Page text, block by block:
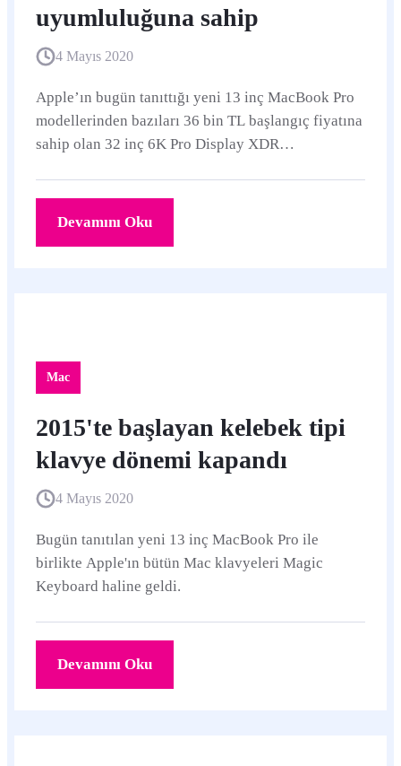
uyumluluğuna sahip
4 Mayıs 2020
Apple’ın bugün tanıttığı yeni 13 inç MacBook Pro
modellerinden bazıları 36 bin TL başlangıç fiyatına
sahip olan 32 inç 6K Pro Display XDR
Devamını Oku
Mac
2015'te başlayan kelebek tipi
klavye dönemi kapandı
4 Mayıs 2020
Bugün tanıtılan yeni 13 inç MacBook Pro ile
birlikte Apple'ın bütün Mac klavyeleri Magic
Keyboard haline geldi.
Devamını Oku